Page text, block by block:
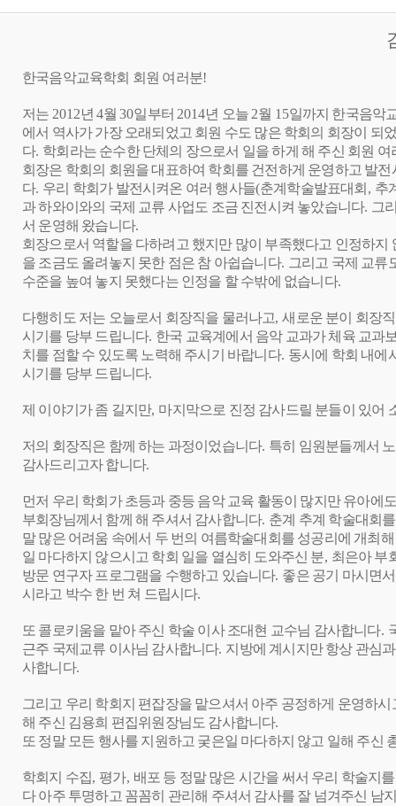
한국음악교육학회 회원 여러분!
저는 2012년4월30일부터 2014년 오늘 2월 15일까지 한국음악
에서 역사가 가장 오래되었고 회원 수도 많은 학회의 회장이 되
다. 학회라는 순수한 단체의 장으로서 일을 하게 해 주신 회원
회장은 학회의 회원을 대표하여 학회를 건전하게 운영하고 발
다. 우리 학회가 발전시켜온 여러 행사들(춘계학술발표대회 , 추
과 하와이와의 국제 교류 사업도 조금 진전시켜 놓았습니다. 그
서 운영해 왔습니다.
회장으로서 역할을 다하려고 했지만 많이 부족했다고 인정하지
을 조금도 올려놓지 못한 점은 참 아쉽습니다. 그리고 국제 교류
수준을 높여 놓지 못했다는 인정을 할 수밖에 없습니다.
다행히도 저는 오늘로서 회장직을 물러나고,새로운 분이 회장
시기를 당부 드립니다. 한국 교육계에서 음악 교과가 체육 교과
치를 점할 수 있도록 노력해 주시기 바랍니다. 동시에 학회 내에
시기를 당부 드립니다.
제 이야기가 좀 길지만, 마지막으로 진정 감사드릴 분들이 있어
저의 회장직은 함께 하는 과정이었습니다. 특히 임원분들께서
감사드리고자 합니다.
먼저 우리 학회가 초등과 중등 음악 교육 활동이 많지만 유아에
부회장님께서 함께 해 주셔서 감사합니다. 춘계 추계 학술대회
말 많은 어려움 속에서 두 번의 여름학술대회를 성공리에 개최
일 마다하지 않으시고 학회 일을 열심히 도와주신 분, 최은아 부
방문 연구자 프로그램을 수행하고 있습니다. 좋은 공기 마시면
시라고 박수 한 번 쳐 드립시다.
또 콜로키움을 맡아 주신 학술 이사 조대현 교수님 감사합니다.
근주 국제교류 이사님 감사합니다. 지방에 계시지만 항상 관심
사합니다.
그리고 우리 학회지 편잡장을 맡으셔서 아주 공정하게 운영하시
해 주신 김용희 편집위원장님도 감사합니다.
또 정말 모든 행사를 지원하고 궂은일 마다하지 않고 일해 주신
학회지 수집, 평가, 배포 등 정말 많은 시간을 써서 우리 학술지
다 아주 투명하고 꼼꼼히 관리해 주셔서 감사를 잘 넘겨주신 남